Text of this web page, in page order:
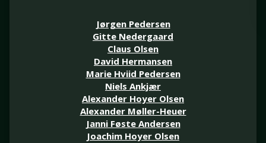
Jørgen Pedersen
Gitte Nedergaard
Claus Olsen
David Hermansen
Marie Hviid Pedersen
Niels Ankjær
Alexander Hoyer Olsen
Alexander Møller-Heuer
Janni Føste Andersen
Joachim Hoyer Olsen